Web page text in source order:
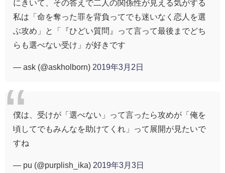
にきいて、その答えで二人の関係性が見える気がする
私は「命を奪った罪を背負ってでも迷いなく恋人を選
ぶ攻め」と「『ひどい質問』って言って最後までどち
らも選べない受け」が好きです
— ask (@askholborn) 2019年3月2日
僕は、受けが「選べない」って言ったら攻めが「俺を
頃してでもみんなを助けてくれ」って展開が見たいで
すね
— pu (@purplish_ika) 2019年3月3日